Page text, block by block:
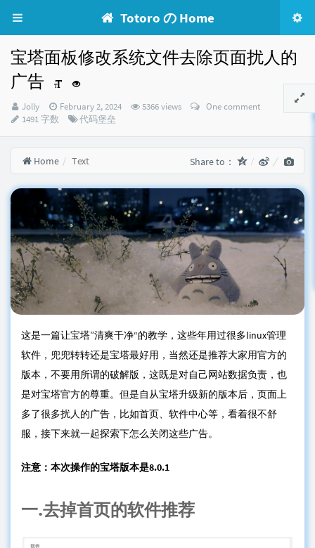
Totoro の Home
宝塔面板修改系统文件去除页面扰人的
广告
Author：
Jolly
发
February 2, 2024 5366 views
One comment
1491 字数
Categories：
代码堡垒
Home Text Share to：
这是一篇让宝塔”清爽干净“的教学，这些年用过很多linux管理
软件，兜兜转转还是宝塔最好用，当然还是推荐大家用官方的
版本，不要用所谓的破解版，这既是对自己网站数据负责，也
是对宝塔官方的尊重。但是自从宝塔升级新的版本后，页面上
多了很多扰人的广告，比如首页、软件中心等，看着很不舒
服，接下来就一起探索下怎么关闭这些广告。
注意：本次操作的宝塔版本是8.0.1
一.去掉首页的软件推荐